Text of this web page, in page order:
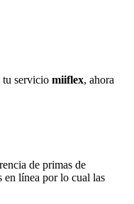
tu servicio miiflex, ahora
de primas de
en línea por lo cual las